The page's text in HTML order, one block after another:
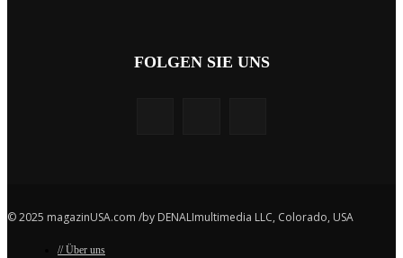
FOLGEN SIE UNS
© 2025 magazinUSA.com /by DENALImultimedia LLC, Colorado, USA
// Über uns